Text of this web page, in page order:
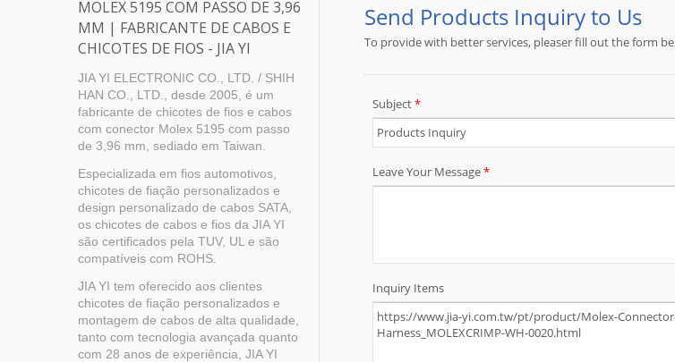
MOLEX 5195 COM PASSO DE 3,96
MM | FABRICANTE DE CABOS E
CHICOTES DE FIOS - JIA YI
JIA YI ELECTRONIC CO., LTD. / SHIH
HAN CO., LTD., desde 2005, é um
fabricante de chicotes de fios e cabos
com conector Molex 5195 com passo
de 3,96 mm, sediado em Taiwan.
Especializada em fios automotivos,
chicotes de fiação personalizados e
design personalizado de cabos SATA,
os chicotes de cabos e fios da JIA YI
são certificados pela TUV, UL e são
compatíveis com ROHS.
JIA YI tem oferecido aos clientes
chicotes de fiação personalizados e
montagem de cabos de alta qualidade,
tanto com tecnologia avançada quanto
com 28 anos de experiência, JIA YI